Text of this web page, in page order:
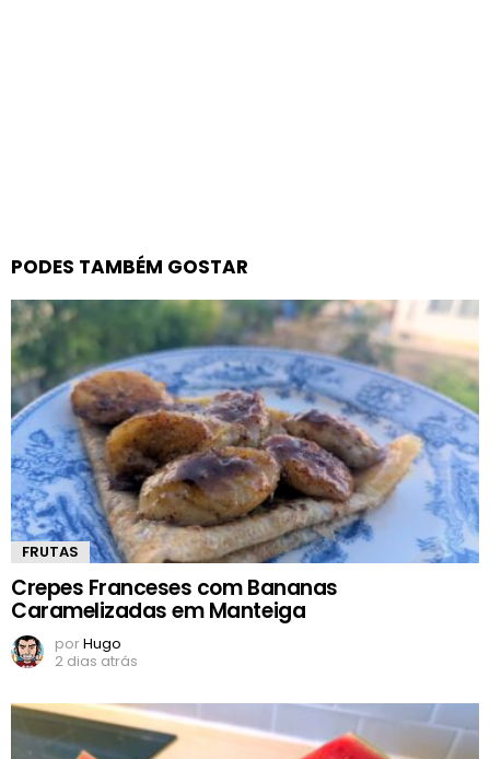
PODES TAMBÉM GOSTAR
FRUTAS
Crepes Franceses com Bananas
Caramelizadas em Manteiga
porHugo
2 dias atrás